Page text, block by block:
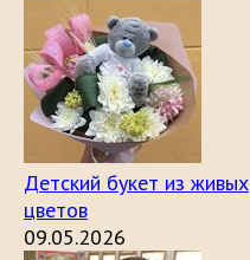
Детский букет из живых
цветов
09.05.2026